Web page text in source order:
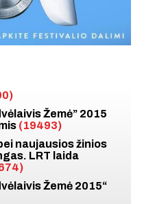
Žemė” 2015
(19493)
naujausios žinios
LRT laida
Žemė 2015“